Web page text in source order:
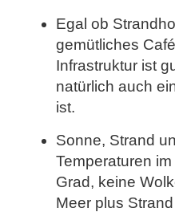
Egal ob
gemütliches
Infrastruktur ist
natürlich auch
ist.
Sonne, Strand
Temperaturen
Grad, keine
Meer plus